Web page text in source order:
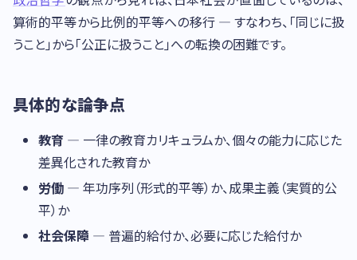
算術的平等から比例的平等への移行 — すなわち、「同じに扱
うこと」から「公正に扱うこと」への転換の困難です。
具体的な論争点
教育 — 一律の教育カリキュラムか、個々の能力に応じた
差異化された教育か
労働 — 年功序列（形式的平等）か、成果主義（実質的公
平）か
社会保障 — 普遍的給付か、必要に応じた給付か